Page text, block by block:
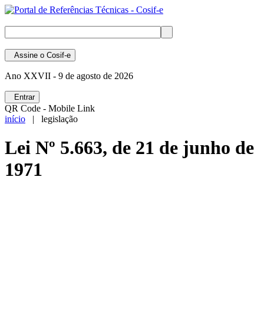
Assine o Cosif-e
Ano XXVII - 9 de agosto de 2026
Entrar
QR Code - Mobile Link
início | legislação
Lei Nº 5.663, de 21 de junho de
1971